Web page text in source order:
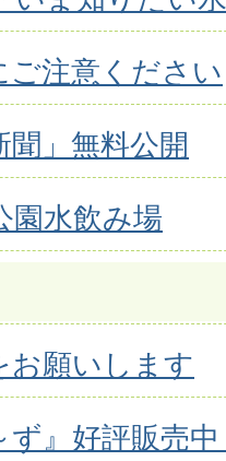
ご注意ください
聞」無料公開
園水飲み場
お願いします
ず』好評販売